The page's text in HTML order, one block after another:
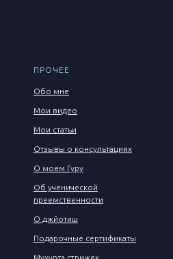
ПРОЧЕЕ
Обо мне
Мои видео
Мои статьи
Отзывы о консультациях
О моем Гуру
Об ученической
преемственности
О джйотиш
Подарочные сертификаты